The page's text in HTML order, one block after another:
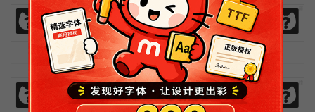
闪
闪 烁
烁 灿
灿 烂
烂 鲜 艳
艳 绚 丽
丽
繁體中文樣例
免 費
費 商
商 業
業 漢
漢 語
語 字 體